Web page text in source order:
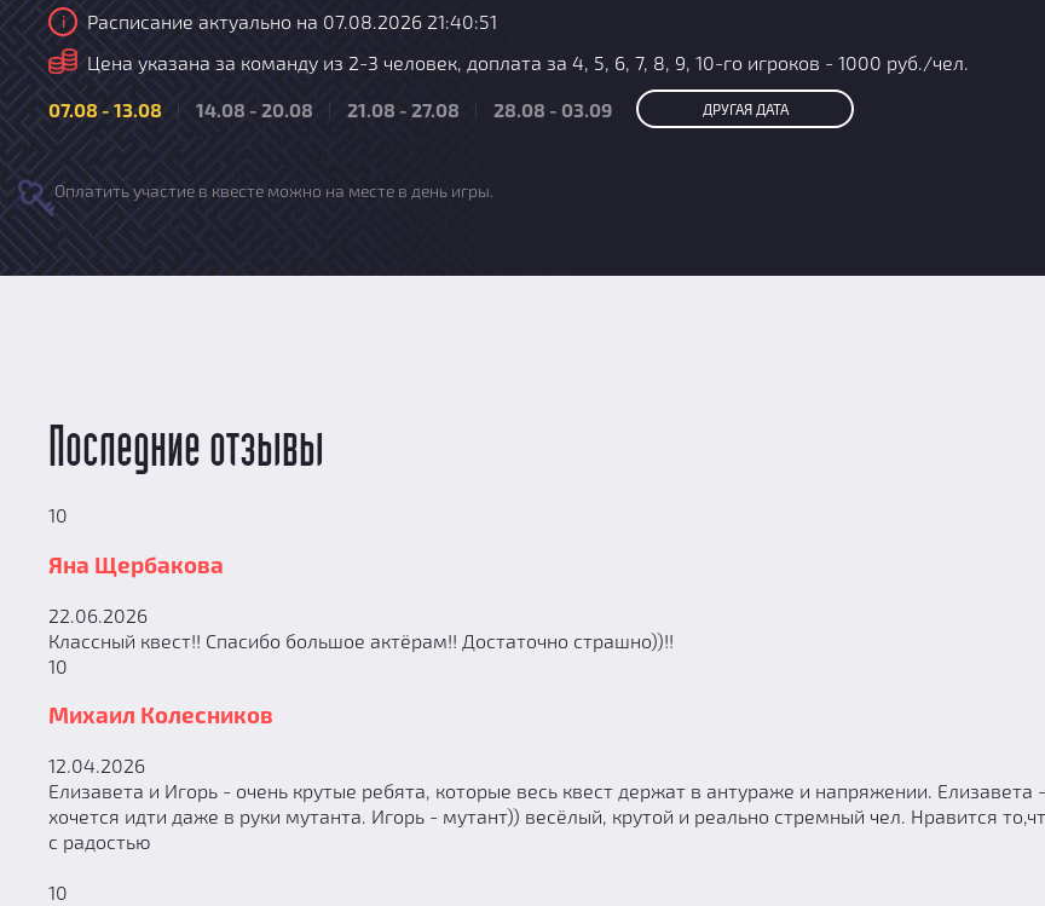
i Расписание актуально на 07.08.2026 21:40:51
i Цена указана за команду из 2-3 человек, доплата за 4, 5, 6, 7, 8, 9, 10-го игроков - 1000 руб./чел.
07.08 - 13.08 14.08 - 20.08 21.08 - 27.08 28.08 - 03.09 ДРУГАЯ ДАТА
Оплатить участие в квесте можно на месте в день игры.
Последние отзывы
10
Яна Щербакова
22.06.2026
Классный квест!! Спасибо большое актёрам!! Достаточно страшно))!!
10
Михаил Колесников
12.04.2026
Елизавета и Игорь - очень крутые ребята, которые весь квест держат в антураже и напряжении.
хочется идти даже в руки мутанта. Игорь - мутант)) весёлый, крутой и реально стремный чел. Нравится
с радостью
10